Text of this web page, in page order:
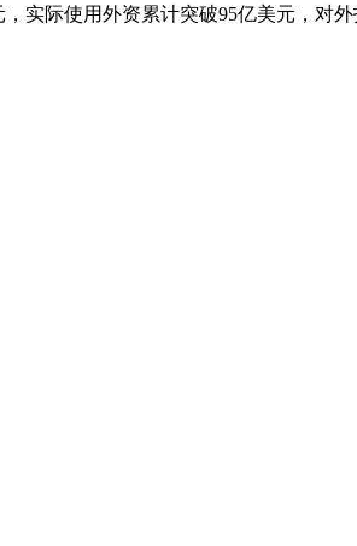
实际使用外资累计突破95亿美元，对